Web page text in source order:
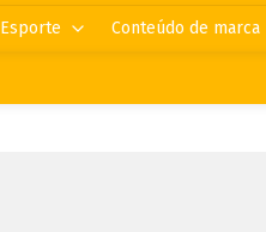
Esporte Conteúdo de marca